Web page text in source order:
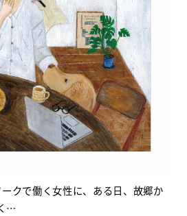
ークで働く女性に、ある日、故郷か
…